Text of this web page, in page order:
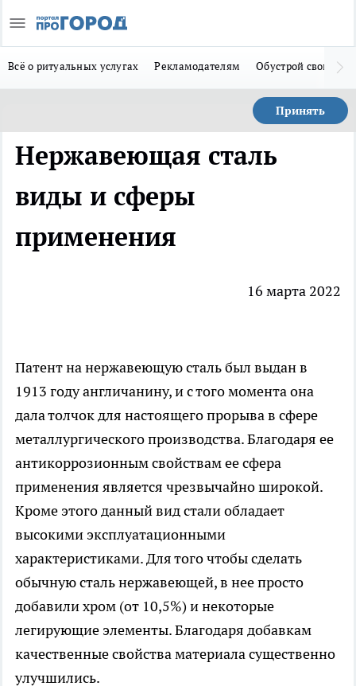
Всё о ритуальных услугах Рекламодателям Обустрой свой дом
Принять
Нержавеющая сталь
виды и сферы
применения
16 марта 2022
Патент на нержавеющую сталь был выдан в
1913 году англичанину, и с того момента она
дала толчок для настоящего прорыва в сфере
металлургического производства. Благодаря ее
антикоррозионным свойствам ее сфера
применения является чрезвычайно широкой.
Кроме этого данный вид стали обладает
высокими эксплуатационными
характеристиками. Для того чтобы сделать
обычную сталь нержавеющей, в нее просто
добавили хром (от 10,5%) и некоторые
легирующие элементы. Благодаря добавкам
качественные свойства материала существенно
улучшились.